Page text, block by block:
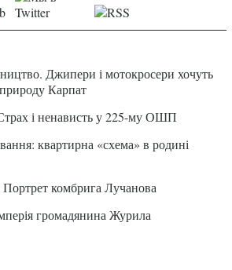
Джипери і мотокросери хочуть
Карпат
і ненависть у 225-му ОШП
квартирна «схема» в родині
комбрига Лучанова
громадянина Журила